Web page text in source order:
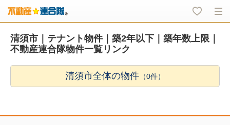
清須市｜テナント物件｜築2年以下｜築年数上限｜
不動産連合隊物件一覧リンク
清須市全体の物件 （0件）